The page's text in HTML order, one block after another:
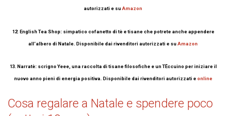
autorizzati e su Amazon
12. English Tea Shop: simpatico cofanetto di tè e tisane che potrete anche appendere
all’albero di Natale. Disponibile dai rivenditori autorizzati e su Amazon
13. Narratè: scrigno Yeee, una raccolta di tisane filosofiche e un TÈccuino per iniziare il
nuovo anno pieni di energia positiva. Disponibile dai rivenditori autorizzati eonline
Cosa regalare a Natale e spendere poco